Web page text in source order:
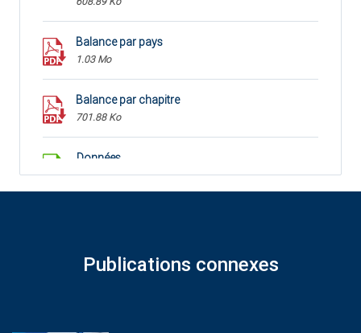
Balance par pays
1.03 Mo
Balance par chapitre
701.88 Ko
Données
35.6 Ko
Publications connexes